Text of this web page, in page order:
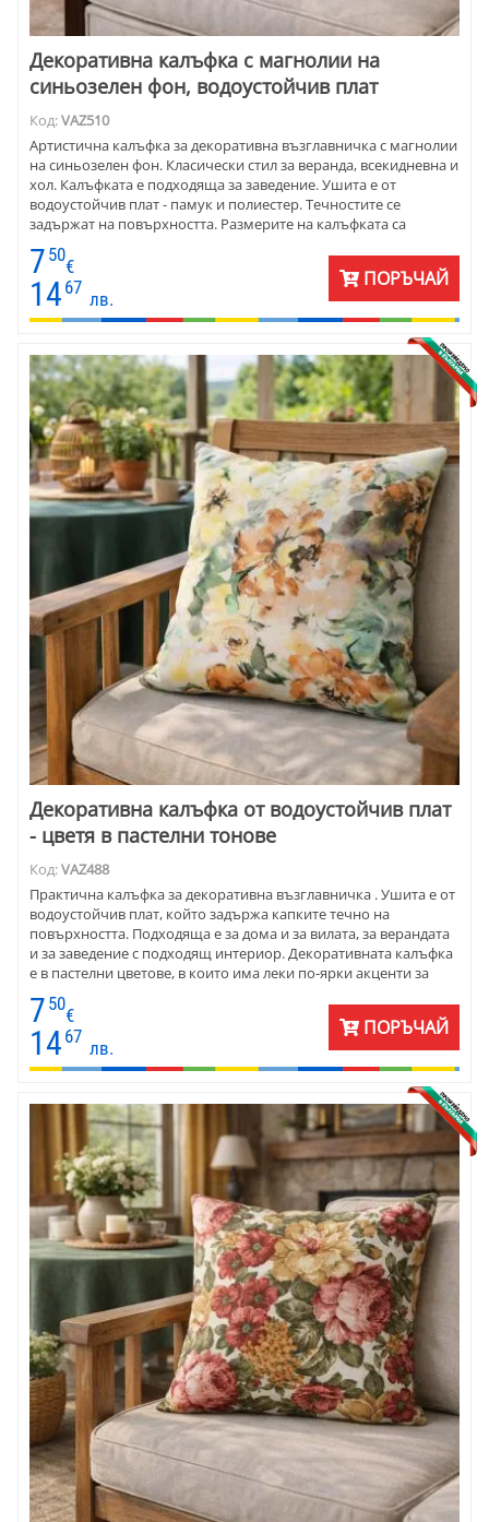
Декоративна калъфка с магнолии на
синьозелен фон, водоустойчив плат
Код:VAZ510
Артистична калъфка за декоративна възглавничка с магнолии
на синьозелен фон. Класически стил за веранда, всекидневна и
хол. Калъфката е подходяща за заведение. Ушита е от
водоустойчив плат - памук и полиестер. Течностите се
задържат на повърхността. Размерите на калъфката са
подходящи за декоративна възглавничка 40х40 см. Сменя се с
цип в долния ръб на калъфката.
7 50
€
14 67
лв.
ПОРЪЧАЙ
Декоративна калъфка от водоустойчив плат
- цветя в пастелни тонове
Код:VAZ488
Практична калъфка за декоративна възглавничка . Ушита е от
водоустойчив плат, който задържа капките течно на
повърхността. Подходяща е за дома и за вилата, за верандата
и за заведение с подходящ интериор. Декоративната калъфка
е в пастелни цветове, в които има леки по-ярки акценти за
настроение. Съчетайте с керемидена или зелена покривка и
едноцветни калъфки наоколо.
7 50
€
14 67
лв.
ПОРЪЧАЙ